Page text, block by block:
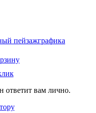
пейзажграфика
ответит вам лично.